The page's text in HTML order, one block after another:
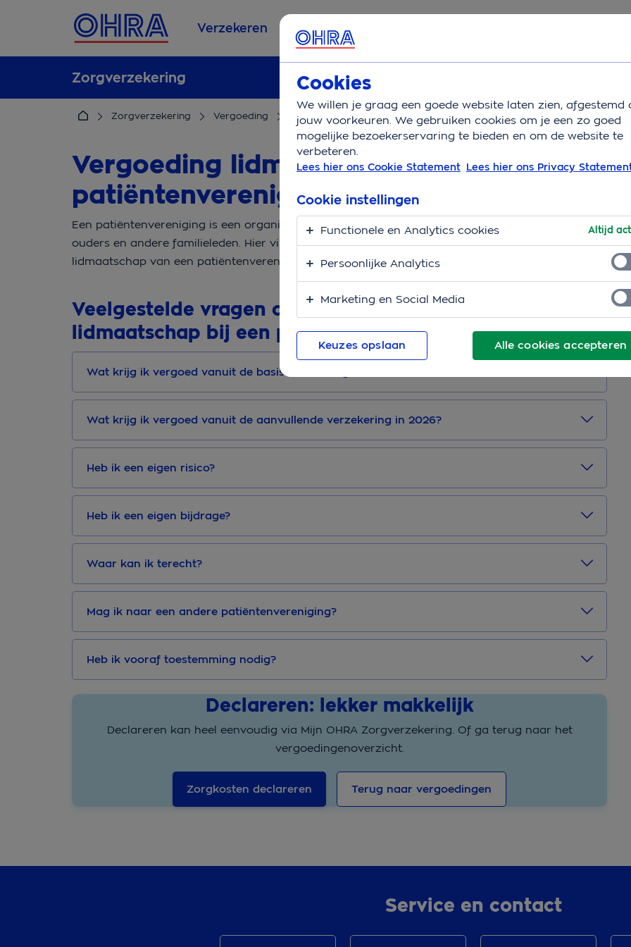
Verzekeren Service & Contact
Zorgverzekering
Zorgverzekering Vergoeding Lidmaatschap patientenvereniging
Vergoeding lidmaatschap
patiëntenvereniging
Een patiëntenvereniging is een organisatie die opkomt voor de belangen van patiënten, hun
ouders en andere familieleden. Hier vind je alle informatie over de vergoeding voor het
lidmaatschap van een patiëntenvereniging.
Veelgestelde vragen over de vergoeding voor
lidmaatschap bij een patiëntenvereniging
Wat krijg ik vergoed vanuit de basisverzekering in 2026?
Wat krijg ik vergoed vanuit de aanvullende verzekering in 2026?
Heb ik een eigen risico?
Heb ik een eigen bijdrage?
Waar kan ik terecht?
Mag ik naar een andere patiëntenvereniging?
Heb ik vooraf toestemming nodig?
Declareren: lekker makkelijk
Declareren kan heel eenvoudig via Mijn OHRA Zorgverzekering. Of ga terug naar het
vergoedingenoverzicht.
Zorgkosten declareren Terug naar vergoedingen
Service en contact
Cookies
We willen je graag een goede website laten zien, afgestemd
jouw voorkeuren. We gebruiken cookies om je een zo goed
mogelijke bezoekerservaring te bieden en om de website te
verbeteren.
Lees hier ons Cookie Statement Lees hier ons Privacy
Alle cookies accepteren
Cookie instellingen
Functionele en Analytics cookies Altijd
Persoonlijke Analytics
Marketing en Social Media
Keuzes opslaan